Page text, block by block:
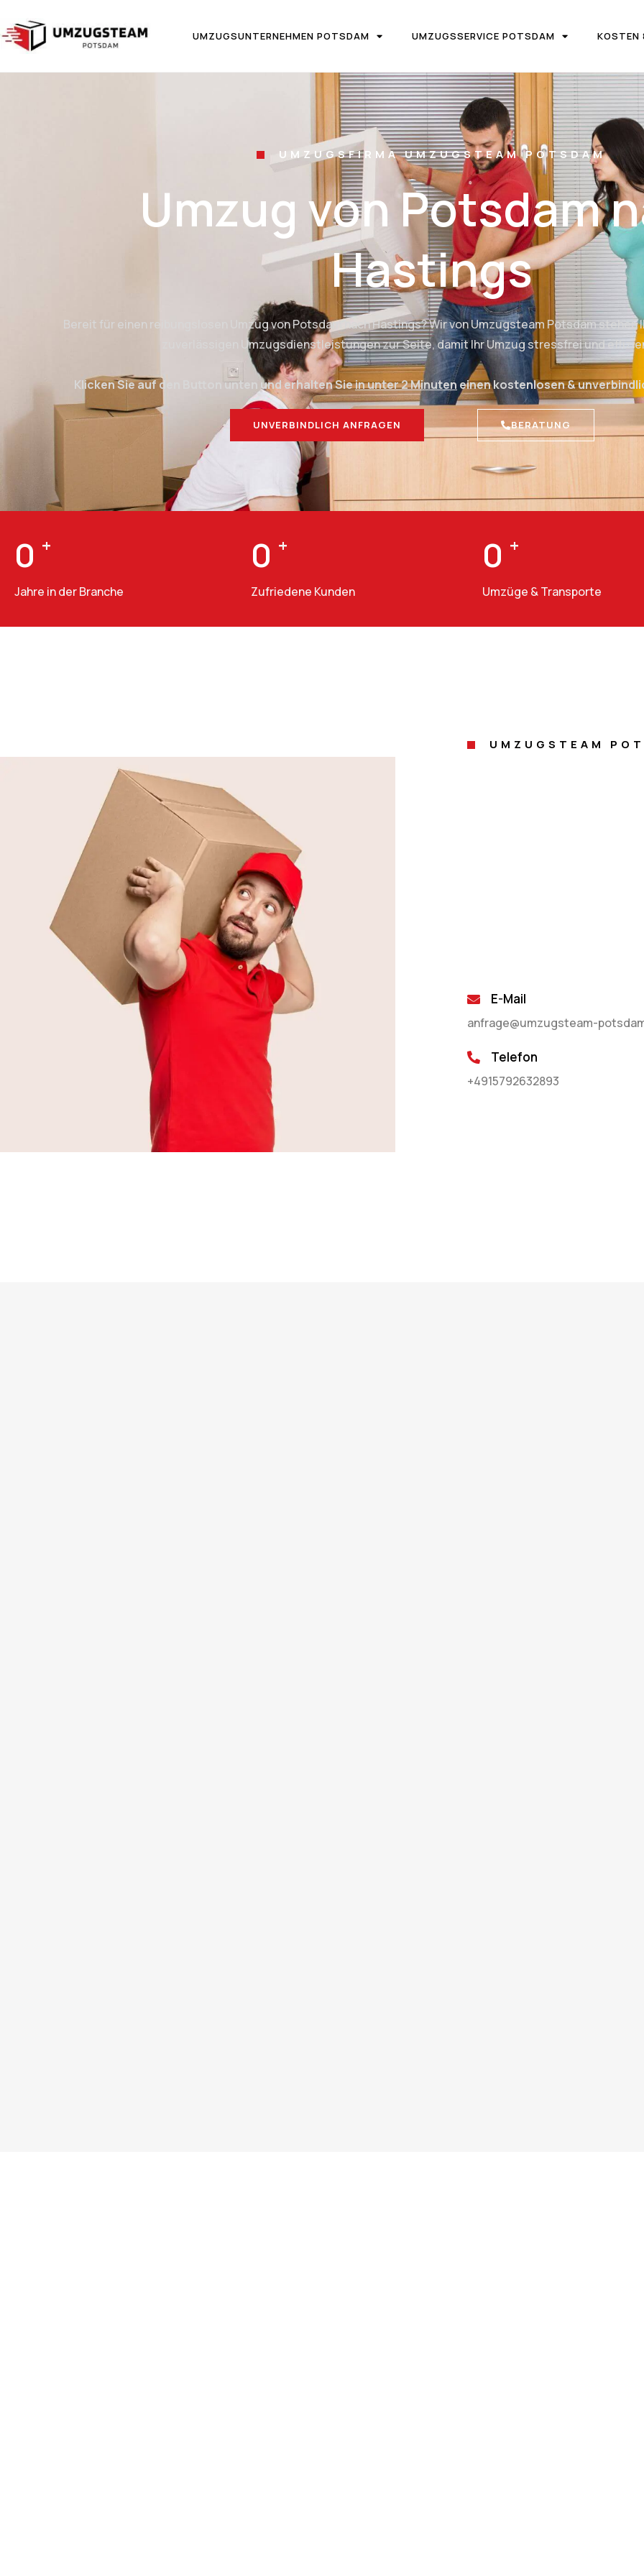
UMZUGSUNTERNEHMEN POTSDAM UMZUGSSERVICE POTSDAM KOSTEN
UMZUGSFIRMA UMZUGSTEAM POTSDAM
Umzug von Potsdam
Hastings
Bereit für einen reibungslosen Umzug von Potsdam nach Hastings? Wir von Umzugsteam Potsdam
zuverlässigen Umzugsdienstleistungen zur Seite, damit Ihr Umzug stressfrei und
Klicken Sie auf den Button unten und erhalten Siein unter 2 Minuten einen kostenlosen &
UNVERBINDLICH ANFRAGEN BERATUNG
0 +
Jahre in der Branche
0 +
Zufriedene Kunden
0 +
Umzüge & Transporte
UMZUGSTEAM
E-Mail
anfrage@umzugsteam-
Telefon
+4915792632893